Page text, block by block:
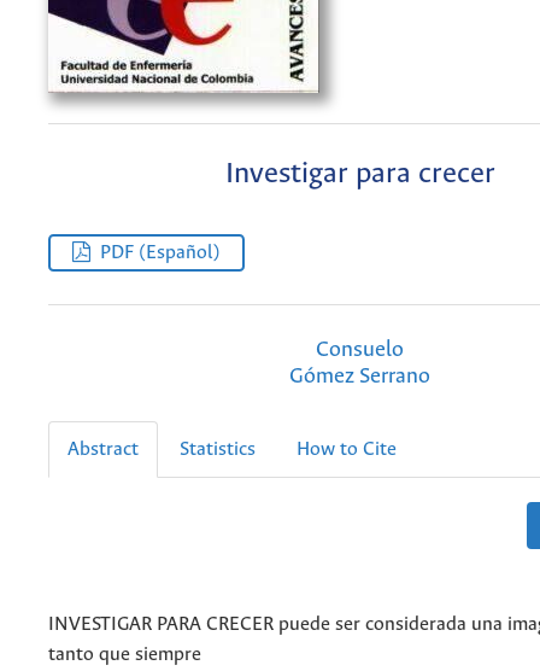
Investigar para crecer
PDF (Español)
Consuelo
Gómez Serrano
Abstract Statistics How to Cite
INVESTIGAR PARA CRECER puede ser considerada una
tanto que siempre